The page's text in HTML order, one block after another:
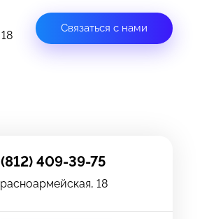
Связаться с нами
(812) 409-39-75
18